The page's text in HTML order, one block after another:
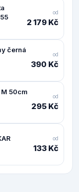
od
2 179 Kč
černá
od
390 Kč
M 50cm
od
295 Kč
od
133 Kč